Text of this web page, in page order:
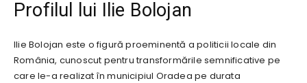
Profilul lui Ilie Bolojan
Ilie Bolojan este o figură proeminentă a politicii locale din
România, cunoscut pentru transformările semnificative pe
care le-a realizat în municipiul Oradea pe durata